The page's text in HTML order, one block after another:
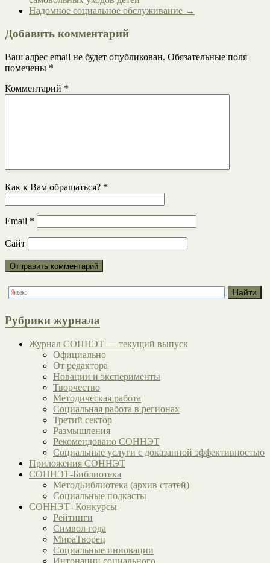
Надомное социальное обслуживание →
Добавить комментарий
Ваш адрес email не будет опубликован. Обязательные поля
помечены *
Комментарий *
Как к Вам обращаться? *
Email *
Сайт
Рубрики журнала
Журнал СОННЭТ — текущий выпуск
Официально
От редактора
Новации и эксперименты
Творчество
Методическая работа
Социальная работа в регионах
Третий сектор
Размышления
Рекомендовано СОННЭТ
Социальные услуги с доказанной эффективностью
Приложения СОННЭТ
СОННЭТ-Библиотека
МетодБиблиотека (архив статей)
Социальные подкасты
СОННЭТ- Конкурсы
Рейтинги
Символ года
МираТворец
Социальные инновации
Интонации социального